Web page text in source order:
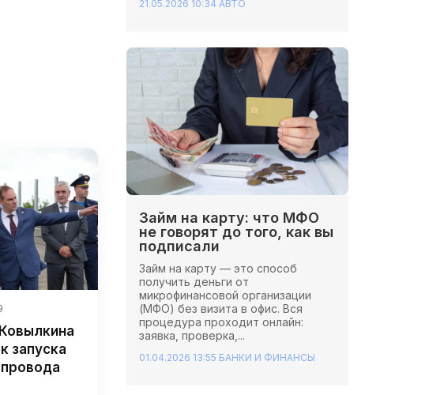
запуска
21.05.2026 10:34 АВТО
Займ на карту: что МФО
не говорят до того, как вы
подписали
Займ на карту — это способ
получить деньги от
микрофинансовой организации
(МФО) без визита в офис. Вся
процедура проходит онлайн:
заявка, проверка,...
01.04.2026 13:55 БАНКИ И ФИНАНСЫ